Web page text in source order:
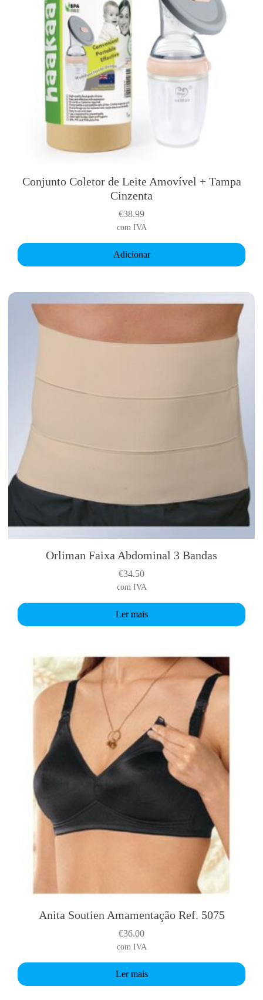
Conjunto Coletor de Leite Amovível + Tampa
Cinzenta
€38.99
com IVA
Adicionar
Orliman Faixa Abdominal 3 Bandas
€34.50
com IVA
Ler mais
Anita Soutien Amamentação Ref. 5075
€36.00
com IVA
Ler mais